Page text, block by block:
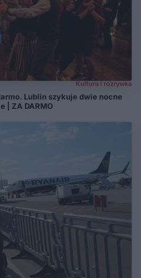
Kultura i rozrywka
Lublin szykuje dwie nocne
| ZA DARMO